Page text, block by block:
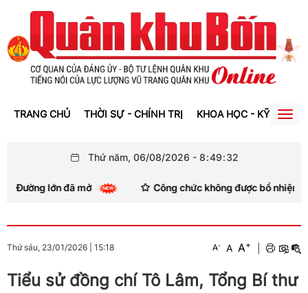
TRANG CHỦ THỜI SỰ - CHÍNH TRỊ KHOA HỌC - KỸ THUẬT
Thứ năm, 06/08/2026 - 8:49:32
Đường lớn đã mở Công chức không được bổ nhiệm
Thứ sáu, 23/01/2026 15:18 A- A A+
Tiểu sử đồng chí Tô Lâm, Tổng Bí thư